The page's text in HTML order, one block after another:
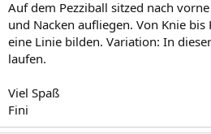
Auf dem Pezziball sitzed nach
und Nacken aufliegen. Von Knie
eine Linie bilden. Variation: In
laufen.
Viel Spaß
Fini